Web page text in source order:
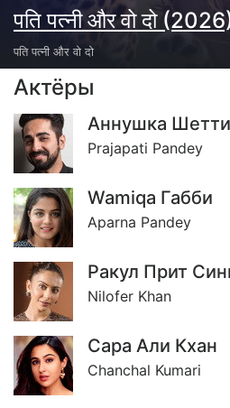
पति पत्नी और वो दो
पति पत्नी और वो दो
Актёры
Аннушка Шетти
Prajapati Pandey
Wamiqa Габби
Aparna Pandey
Ракул Прит
Nilofer Khan
Сара Али Кхан
Chanchal Kumari